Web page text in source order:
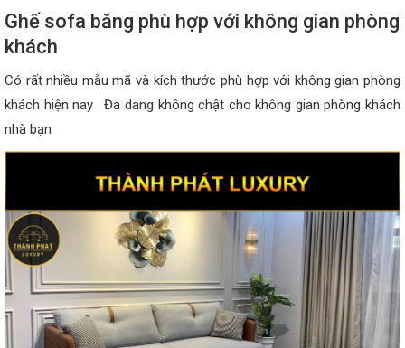
Ghế sofa băng phù hợp với không gian phòng
khách
Có rất nhiều mẫu mã và kích thước phù hợp với không gian phòng
khách hiện nay . Đa dang không chật cho không gian phòng khách
nhà bạn